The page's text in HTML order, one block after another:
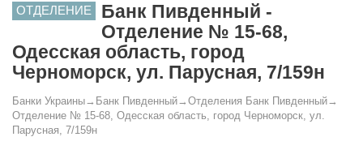
ОТДЕЛЕНИЕ
Банк Пивденный -
Отделение № 15-68,
Одесская область, город
Черноморск, ул. Парусная, 7/159н
Банки Украины→ Банк Пивденный→ Отделения Банк Пивденный→
Отделение № 15-68, Одесская область, город Черноморск, ул.
Парусная, 7/159н